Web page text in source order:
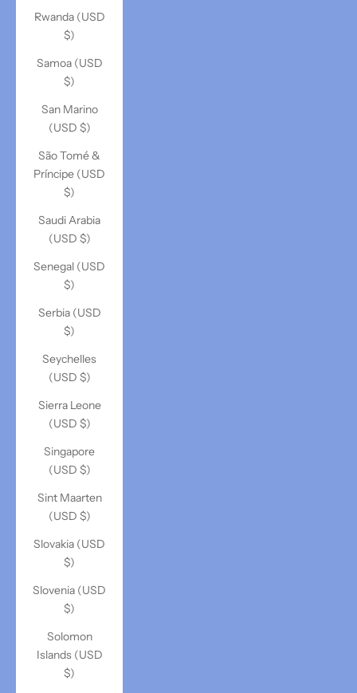
Rwanda (USD
$)
Samoa (USD
$)
San Marino
(USD $)
São Tomé &
Príncipe (USD
$)
Saudi Arabia
(USD $)
Senegal (USD
$)
Serbia (USD
$)
Seychelles
(USD $)
Sierra Leone
(USD $)
Singapore
(USD $)
Sint Maarten
(USD $)
Slovakia (USD
$)
Slovenia (USD
$)
Solomon
Islands (USD
$)